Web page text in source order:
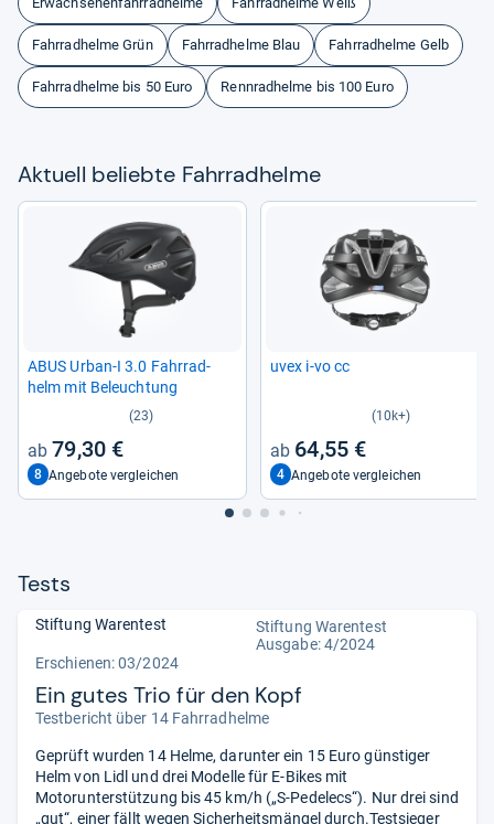
Fahrradhelme Grün Fahrradhelme Blau Fahrradhelme Gelb
Fahrradhelme bis 50 Euro Rennradhelme bis 100 Euro
Aktu­ell beliebte Fahr­rad­helme
ABUS Urban-​I 3.0 Fahr­rad­
helm mit Beleuch­tung
(23)
79,30 €
8 Angebote vergleichen
uvex i-​vo cc
(10k+)
64,55 €
4 Angebote vergleichen
Tests
Stiftung Warentest
Stiftung Warentest
Ausgabe: 4/2024
Erschienen: 03/2024
Ein gutes Trio für den Kopf
Testbericht über 14 Fahrradhelme
Geprüft wurden 14 Helme, darunter ein 15 Euro günstiger
Helm von Lidl und drei Modelle für E-Bikes mit
Motorunterstützung bis 45 km/h („S-Pedelecs“). Nur drei sind
„gut“, einer fällt wegen Sicherheitsmängel durch.Testsieger